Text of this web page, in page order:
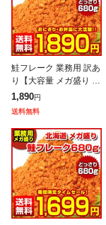
鮭フレーク 業務用 訳あ
り【大容量 メガ盛り 北
海道.鮭フレーク680
g.】【D08】 サケフレ
ケフレー
1,890円
送料無料